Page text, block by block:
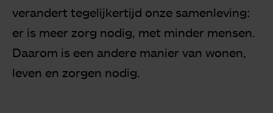
verandert tegelijkertijd onze samenleving:
er is meer zorg nodig, met minder mensen.
Daarom is een andere manier van wonen,
leven en zorgen nodig.